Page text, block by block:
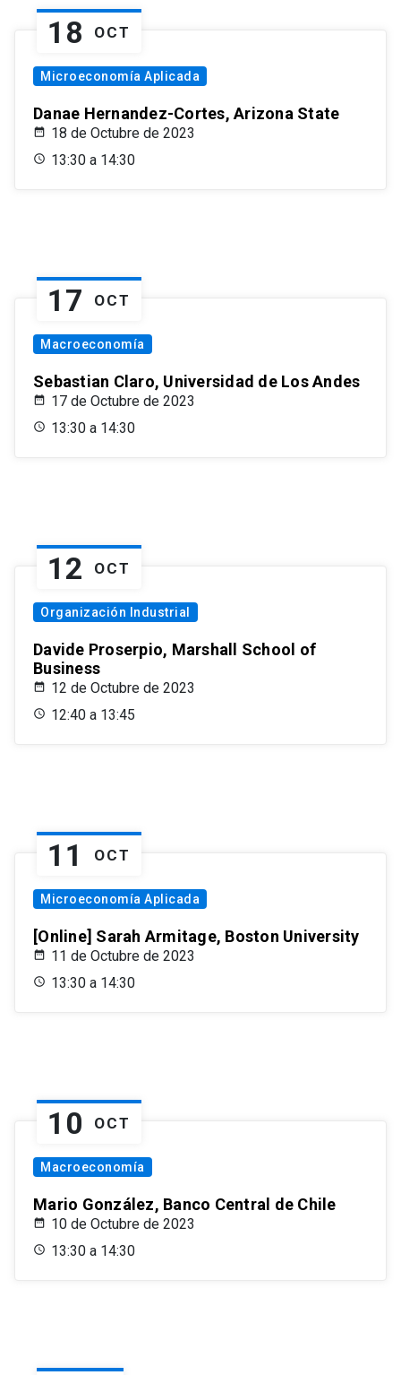
18 OCT
Microeconomía Aplicada
Danae Hernandez-Cortes, Arizona State
18 de Octubre de 2023
13:30 a 14:30
17 OCT
Macroeconomía
Sebastian Claro, Universidad de Los Andes
17 de Octubre de 2023
13:30 a 14:30
12 OCT
Organización Industrial
Davide Proserpio, Marshall School of
Business
12 de Octubre de 2023
12:40 a 13:45
11 OCT
Microeconomía Aplicada
[Online] Sarah Armitage, Boston University
11 de Octubre de 2023
13:30 a 14:30
10 OCT
Macroeconomía
Mario González, Banco Central de Chile
10 de Octubre de 2023
13:30 a 14:30